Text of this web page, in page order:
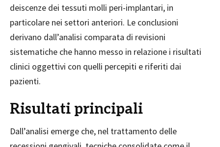
deiscenze dei tessuti molli peri-implantari, in
particolare nei settori anteriori. Le conclusioni
derivano dall’analisi comparata di revisioni
sistematiche che hanno messo in relazione i risultati
clinici oggettivi con quelli percepiti e riferiti dai
pazienti.
Risultati principali
Dall’analisi emerge che, nel trattamento delle